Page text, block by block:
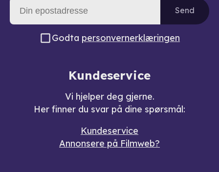
Send
Godta personvernerklæringen
Kundeservice
Vi hjelper deg gjerne.
Her finner du svar på dine spørsmål:
Kundeservice
Annonsere på Filmweb?